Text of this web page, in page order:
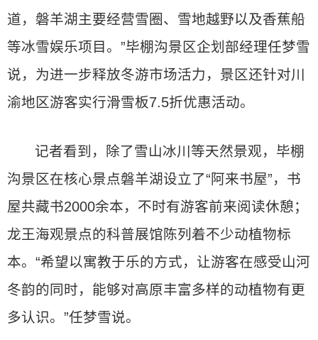
道，磐羊湖主要经营雪圈、雪地越野以及香蕉船
等冰雪娱乐项目。”毕棚沟景区企划部经理任梦雪
说，为进一步释放冬游市场活力，景区还针对川
渝地区游客实行滑雪板7.5折优惠活动。
记者看到，除了雪山冰川等天然景观，毕棚
沟景区在核心景点磐羊湖设立了“阿来书屋”，书
屋共藏书2000余本，不时有游客前来阅读休憩；
龙王海观景点的科普展馆陈列着不少动植物标
本。“希望以寓教于乐的方式，让游客在感受山河
冬韵的同时，能够对高原丰富多样的动植物有更
多认识。”任梦雪说。